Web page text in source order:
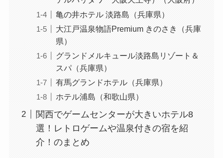
亀の井ホテル 淡路島（兵庫県）
大江戸温泉物語Premium きのさき（兵庫
県）
グランドメルキュール淡路島リゾート＆
スパ（兵庫県）
有馬グランドホテル（兵庫県）
ホテル浦島（和歌山県）
関西でゲームセンターが大きいホテル8
選！レトロゲームや温泉付きの宿を紹
介！のまとめ